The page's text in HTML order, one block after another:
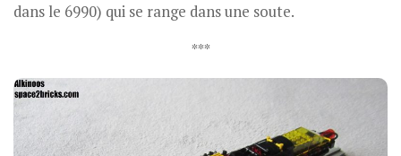
dans le 6990) qui se range dans une soute.
***